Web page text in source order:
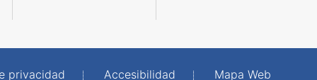
privacidad Accesibilidad Mapa Web